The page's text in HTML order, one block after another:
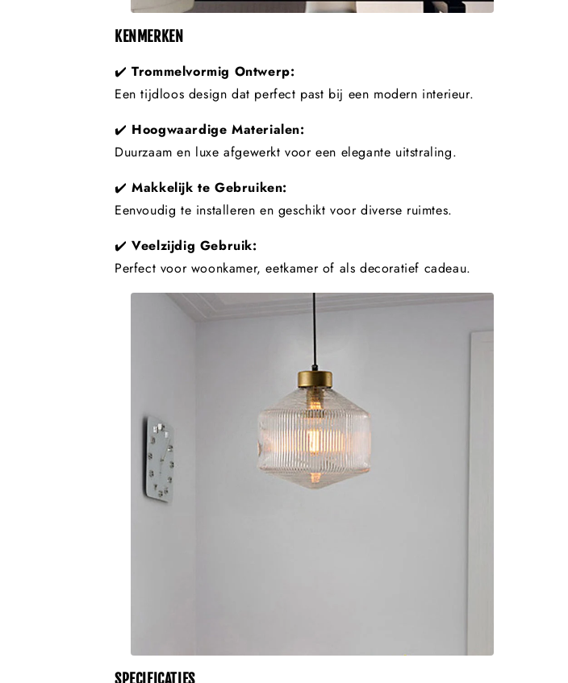
KENMERKEN
✔️Trommelvormig Ontwerp:
Een tijdloos design dat perfect past bij een modern interieur.
✔️ Hoogwaardige Materialen:
Duurzaam en luxe afgewerkt voor een elegante uitstraling.
✔️Makkelijk te Gebruiken:
Eenvoudig te installeren en geschikt voor diverse ruimtes.
✔️Veelzijdig Gebruik:
Perfect voor woonkamer, eetkamer of als decoratief cadeau.
SPECIFICATIES